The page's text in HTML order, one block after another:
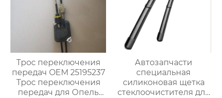
Трос переключения
передач OEM 25195237
Трос переключения
передач для Опель
Автозапчасти
специальная
силиконовая щетка
стеклоочистителя для